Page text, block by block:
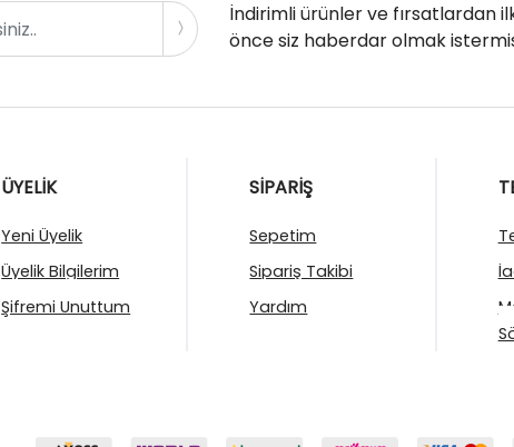
İndirimli ürünler ve fırsatlardan
önce siz haberdar olmak
ÜYELİK
Yeni Üyelik
Üyelik Bilgilerim
Şifremi Unuttum
SİPARİŞ
Sepetim
Sipariş Takibi
Yardım